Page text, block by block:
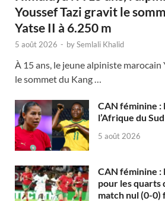
Youssef Tazi gravit le
Yatse II à 6.250 m
5 août 2026 - bySemlali Khalid
À 15 ans, le jeune alpiniste marocain
le sommet du Kang …
CAN féminine
l’Afrique du
5 août 2026
CAN féminine :
pour les quarts
match nul (0-0)